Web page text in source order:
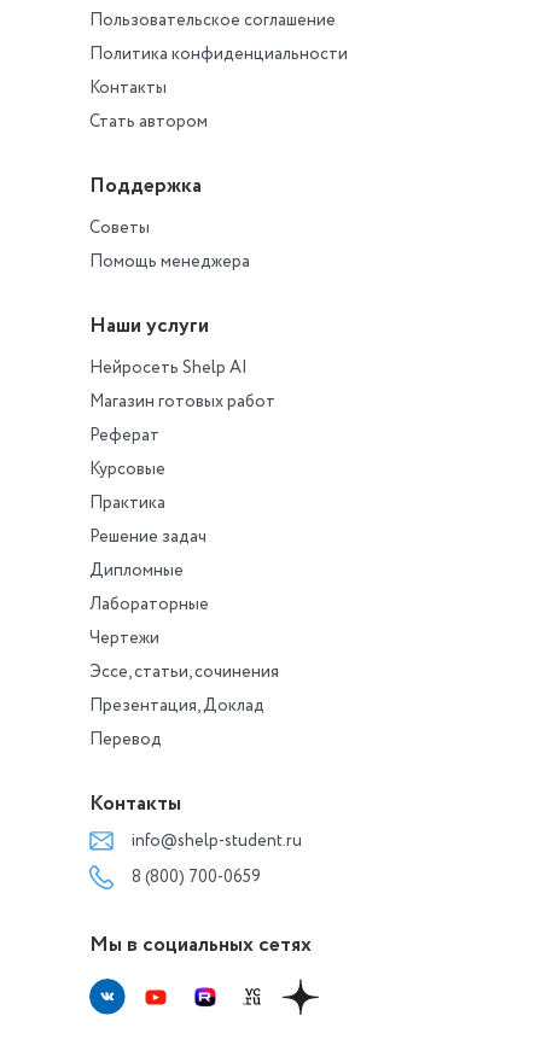
Пользовательское соглашение
Политика конфиденциальности
Контакты
Стать автором
Поддержка
Советы
Помощь менеджера
Наши услуги
Нейросеть Shelp AI
Магазин готовых работ
Реферат
Курсовые
Практика
Решение задач
Дипломные
Лабораторные
Чертежи
Эссе, статьи, сочинения
Презентация, Доклад
Перевод
Контакты
info@shelp-student.ru
8 (800) 700-0659
Мы в социальных сетях